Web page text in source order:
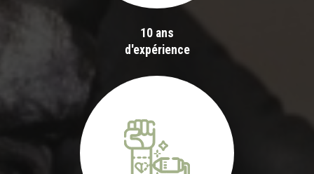
10 ans
d'expérience